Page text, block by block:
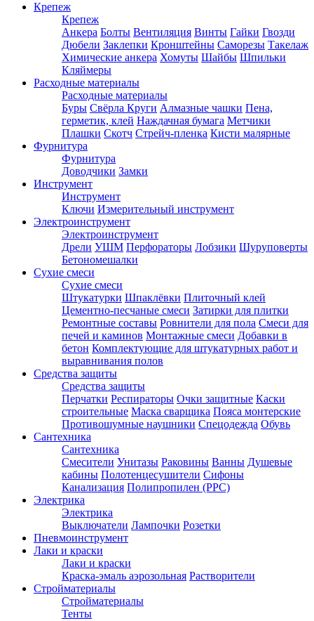
Крепеж
Крепеж
Анкера Болты Вентиляция Винты Гайки Гвозди
Дюбели Заклепки Кронштейны Саморезы Такелаж
Химические анкера Хомуты Шайбы Шпильки
Кляймеры
Расходные материалы
Расходные материалы
Буры Свёрла Круги Алмазные чашки Пена,
герметик, клей Наждачная бумага Метчики
Плашки Скотч Стрейч-пленка Кисти малярные
Фурнитура
Фурнитура
Доводчики Замки
Инструмент
Инструмент
Ключи Измерительный инструмент
Электроинструмент
Электроинструмент
Дрели УШМ Перфораторы Лобзики Шуруповерты
Бетономешалки
Сухие смеси
Сухие смеси
Штукатурки Шпаклёвки Плиточный клей
Цементно-песчаные смеси Затирки для плитки
Ремонтные составы Ровнители для пола Смеси для
печей и каминов Монтажные смеси Добавки в
бетон Комплектующие для штукатурных работ и
выравнивания полов
Средства защиты
Средства защиты
Перчатки Респираторы Очки защитные Каски
строительные Маска сварщика Пояса монтерские
Противошумные наушники Спецодежда Обувь
Сантехника
Сантехника
Смесители Унитазы Раковины Ванны Душевые
кабины Полотенцесушители Сифоны
Канализация Полипропилен (PPC)
Электрика
Электрика
Выключатели Лампочки Розетки
Пневмоинструмент
Лаки и краски
Лаки и краски
Краска-эмаль аэрозольная Растворители
Стройматериалы
Стройматериалы
Тенты